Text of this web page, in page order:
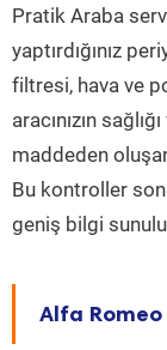
Pratik Araba
yaptırdığınız
filtresi, hava ve
aracınızın
maddeden
Bu kontroller
geniş bilgi
Alfa Romeo